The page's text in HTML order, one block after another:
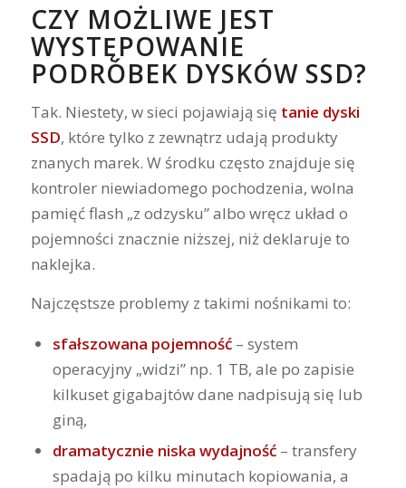
CZY MOŻLIWE JEST
WYSTĘPOWANIE
PODRÓBEK DYSKÓW SSD?
Tak. Niestety, w sieci pojawiają się tanie dyski
SSD, które tylko z zewnątrz udają produkty
znanych marek. W środku często znajduje się
kontroler niewiadomego pochodzenia, wolna
pamięć flash „z odzysku” albo wręcz układ o
pojemności znacznie niższej, niż deklaruje to
naklejka.
Najczęstsze problemy z takimi nośnikami to:
sfałszowana pojemność– system
operacyjny „widzi” np. 1 TB, ale po zapisie
kilkuset gigabajtów dane nadpisują się lub
giną,
dramatycznie niska wydajność– transfery
spadają po kilku minutach kopiowania, a